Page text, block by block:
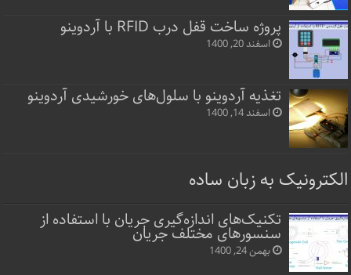
پروژه ساخت قفل‌ درب RFID با آردوینو
اسفند 20, 1400
تغذیه آردوینو با سلول‌های خورشیدی آردوینو
اسفند 14, 1400
الکترونیک به زبان ساده
تکنیک‌های اندازه‌گیری جریان با استفاده از
سنسورهای مختلف جریان
بهمن 24, 1400